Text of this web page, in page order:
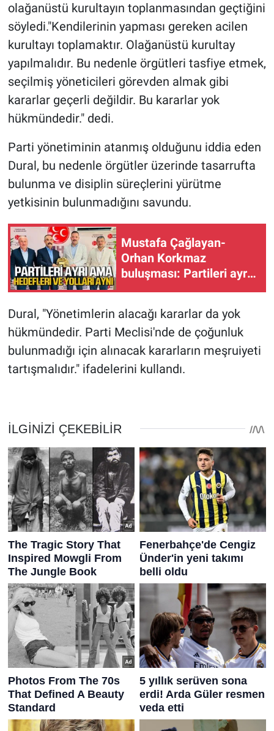
olağanüstü kurultayın toplanmasından geçtiğini
söyledi."Kendilerinin yapması gereken acilen
kurultayı toplamaktır. Olağanüstü kurultay
yapılmalıdır. Bu nedenle örgütleri tasfiye etmek,
seçilmiş yöneticileri görevden almak gibi
kararlar geçerli değildir. Bu kararlar yok
hükmündedir." dedi.
Parti yönetiminin atanmış olduğunu iddia eden
Dural, bu nedenle örgütler üzerinde tasarrufta
bulunma ve disiplin süreçlerini yürütme
yetkisinin bulunmadığını savundu.
Mustafa Çağlayan-
Orhan Korkmaz
buluşması: Partileri ayrı
Dural, "Yönetimlerin alacağı kararlar da yok
hükmündedir. Parti Meclisi'nde de çoğunluk
bulunmadığı için alınacak kararların meşruiyeti
tartışmalıdır." ifadelerini kullandı.